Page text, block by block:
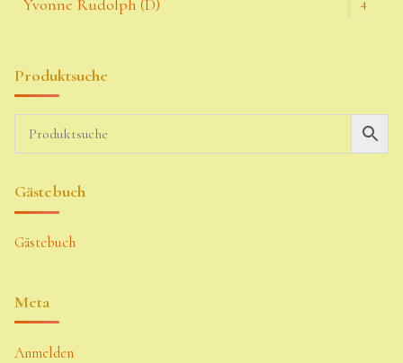
Yvonne Rudolph (D)
Produktsuche
Gästebuch
Gästebuch
Meta
Anmelden